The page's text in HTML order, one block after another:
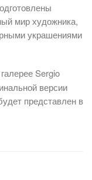
мир художника,
украшениями
Sergio
версии
представлен в